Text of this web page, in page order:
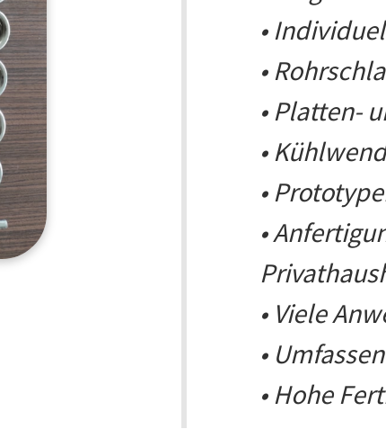
•
•
• Platten-
•
•
•
• Viele
•
•Hohe